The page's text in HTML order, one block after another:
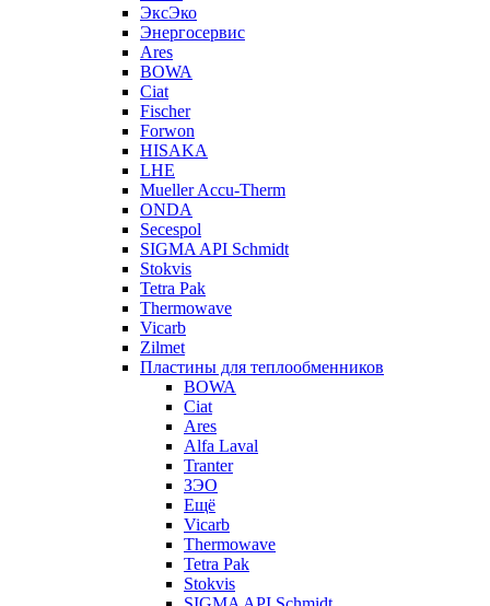
ЭксЭко
Энергосервис
Ares
BOWA
Ciat
Fischer
Forwon
HISAKA
LHE
Mueller Accu-Therm
ONDA
Secespol
SIGMA API Schmidt
Stokvis
Tetra Pak
Thermowave
Vicarb
Zilmet
Пластины для теплообменников
BOWA
Ciat
Ares
Alfa Laval
Tranter
ЗЭО
Ещё
Vicarb
Thermowave
Tetra Pak
Stokvis